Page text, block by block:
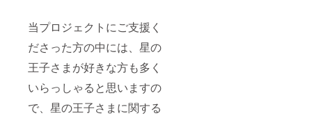
当プロジェクトにご支援く
ださった方の中には、星の
王子さまが好きな方も多く
いらっしゃると思いますの
で、星の王子さまに関する